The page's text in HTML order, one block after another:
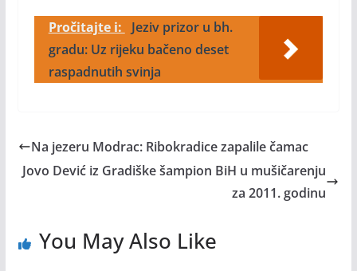
Pročitajte i:
Jeziv prizor u bh.
gradu: Uz rijeku bačeno deset
raspadnutih svinja
Na jezeru Modrac: Ribokradice zapalile čamac
Jovo Dević iz Gradiške šampion BiH u mušičarenju
za 2011. godinu
You May Also Like